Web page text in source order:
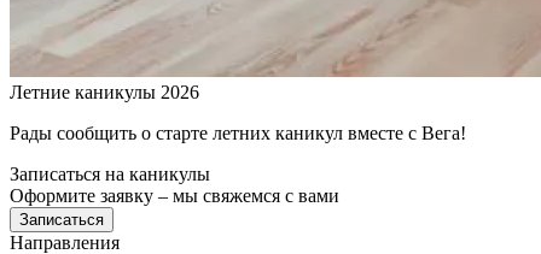
Летние каникулы 2026
Рады сообщить о старте летних каникул вместе с Вега!
Записаться на каникулы
Оформите заявку – мы свяжемся с вами
Записаться
Направления